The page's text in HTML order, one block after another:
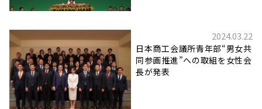
2024.03.22
日本商工会議所青年部“男女共
同参画推進”への取組を女性会
長が発表